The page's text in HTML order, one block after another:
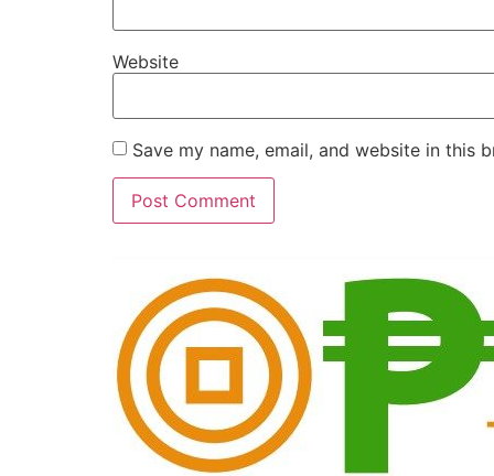
Website
Save my name, email, and website in this